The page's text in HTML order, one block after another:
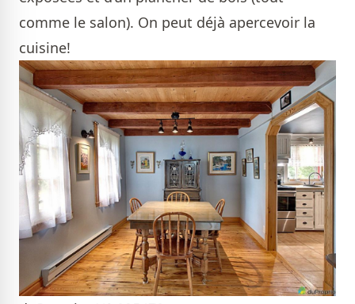
comme le salon). On peut déjà apercevoir la
cuisine!